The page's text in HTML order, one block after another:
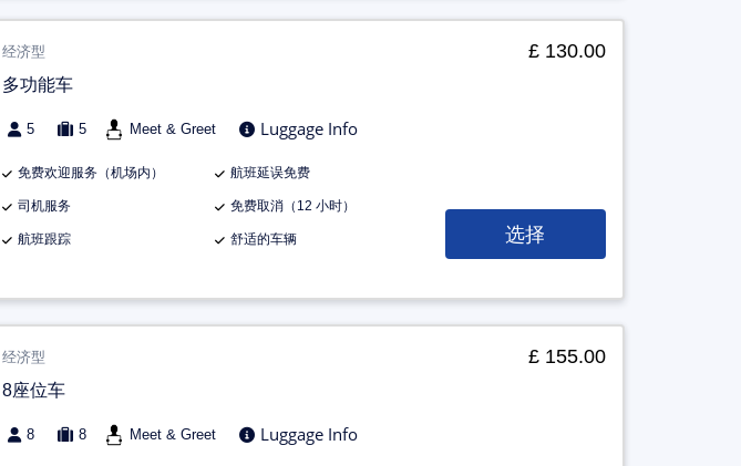
经济型
多功能车
5 5 Meet & Greet Luggage Info
免费欢迎服务（机场内） 航班延误免费
司机服务 免费取消（12 小时）
航班跟踪 舒适的车辆
£ 130.00
选择
经济型
8座位车
8 8 Meet & Greet Luggage Info
£ 155.00